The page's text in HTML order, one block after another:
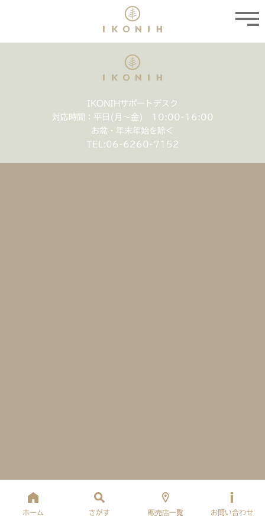
IKONIHサポートデスク
対応時間：平日(月〜金) 10:00-16:00
お盆・年末年始を除く
TEL: 06-6260-7152
ホーム さがす 販売店一覧 お問い合わせ